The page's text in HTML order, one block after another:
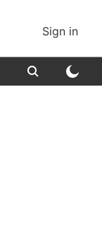
Sign in